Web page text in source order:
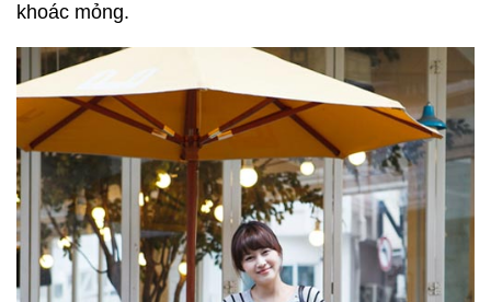
khoác mỏng.